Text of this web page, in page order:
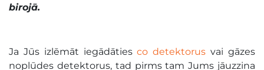
birojā.
Ja Jūs izlēmāt iegādātiesco detektorus vai gāzes
noplūdes detektorus, tad pirms tam Jums jāuzzina